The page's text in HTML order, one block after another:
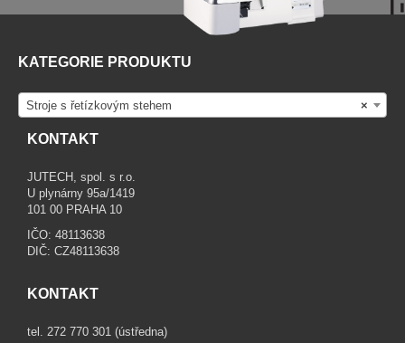
KATEGORIE PRODUKTU
×
Stroje s řetízkovým stehem
KONTAKT
JUTECH, spol. s r.o.
U plynárny 95a/1419
101 00 PRAHA 10
IČO: 48113638
DIČ: CZ48113638
KONTAKT
tel. 272 770 301 (ústředna)